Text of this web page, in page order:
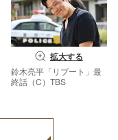
拡大する
鈴木亮平「リブート」最
終話（C）TBS